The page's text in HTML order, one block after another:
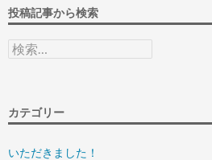
投稿記事から検索
検
索:
カテゴリー
いただきました！